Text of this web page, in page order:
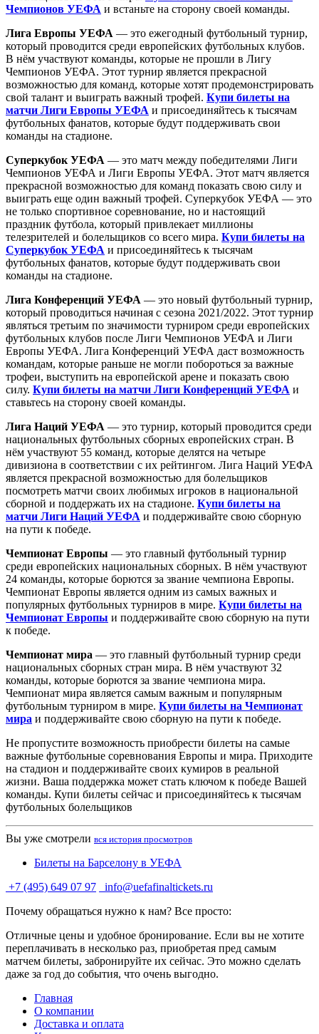
Чемпионов УЕФА и встаньте на сторону своей команды.
Лига Европы УЕФА — это ежегодный футбольный турнир,
который проводится среди европейских футбольных клубов.
В нём участвуют команды, которые не прошли в Лигу
Чемпионов УЕФА. Этот турнир является прекрасной
возможностью для команд, которые хотят продемонстрировать
свой талант и выиграть важный трофей. Купи билеты на
матчи Лиги Европы УЕФА и присоединяйтесь к тысячам
футбольных фанатов, которые будут поддерживать свои
команды на стадионе.
Суперкубок УЕФА — это матч между победителями Лиги
Чемпионов УЕФА и Лиги Европы УЕФА. Этот матч является
прекрасной возможностью для команд показать свою силу и
выиграть еще один важный трофей. Суперкубок УЕФА — это
не только спортивное соревнование, но и настоящий
праздник футбола, который привлекает миллионы
телезрителей и болельщиков со всего мира. Купи билеты на
Суперкубок УЕФА и присоединяйтесь к тысячам
футбольных фанатов, которые будут поддерживать свои
команды на стадионе.
Лига Конференций УЕФА — это новый футбольный турнир,
который проводиться начиная с сезона 2021/2022. Этот турнир
являться третьим по значимости турниром среди европейских
футбольных клубов после Лиги Чемпионов УЕФА и Лиги
Европы УЕФА. Лига Конференций УЕФА даст возможность
командам, которые раньше не могли побороться за важные
трофеи, выступить на европейской арене и показать свою
силу. Купи билеты на матчи Лиги Конференций УЕФА и
ставьтесь на сторону своей команды.
Лига Наций УЕФА — это турнир, который проводится среди
национальных футбольных сборных европейских стран. В
нём участвуют 55 команд, которые делятся на четыре
дивизиона в соответствии с их рейтингом. Лига Наций УЕФА
является прекрасной возможностью для болельщиков
посмотреть матчи своих любимых игроков в национальной
сборной и поддержать их на стадионе. Купи билеты на
матчи Лиги Наций УЕФА и поддерживайте свою сборную
на пути к победе.
Чемпионат Европы — это главный футбольный турнир
среди европейских национальных сборных. В нём участвуют
24 команды, которые борются за звание чемпиона Европы.
Чемпионат Европы является одним из самых важных и
популярных футбольных турниров в мире. Купи билеты на
Чемпионат Европы и поддерживайте свою сборную на пути
к победе.
Чемпионат мира — это главный футбольный турнир среди
национальных сборных стран мира. В нём участвуют 32
команды, которые борются за звание чемпиона мира.
Чемпионат мира является самым важным и популярным
футбольным турниром в мире. Купи билеты на Чемпионат
мира и поддерживайте свою сборную на пути к победе.
Не пропустите возможность приобрести билеты на самые
важные футбольные соревнования Европы и мира. Приходите
на стадион и поддерживайте своих кумиров в реальной
жизни. Ваша поддержка может стать ключом к победе Вашей
команды. Купи билеты сейчас и присоединяйтесь к тысячам
футбольных болельщиков
Вы уже смотрели вся история просмотров
Билеты на Барселону в УЕФА
+7 (495) 649 07 97
info@uefafinaltickets.ru
Почему обращаться нужно к нам? Все просто:
Отличные цены и удобное бронирование. Если вы не хотите
переплачивать в несколько раз, приобретая пред самым
матчем билеты, забронируйте их сейчас. Это можно сделать
даже за год до события, что очень выгодно.
Главная
О компании
Доставка и оплата